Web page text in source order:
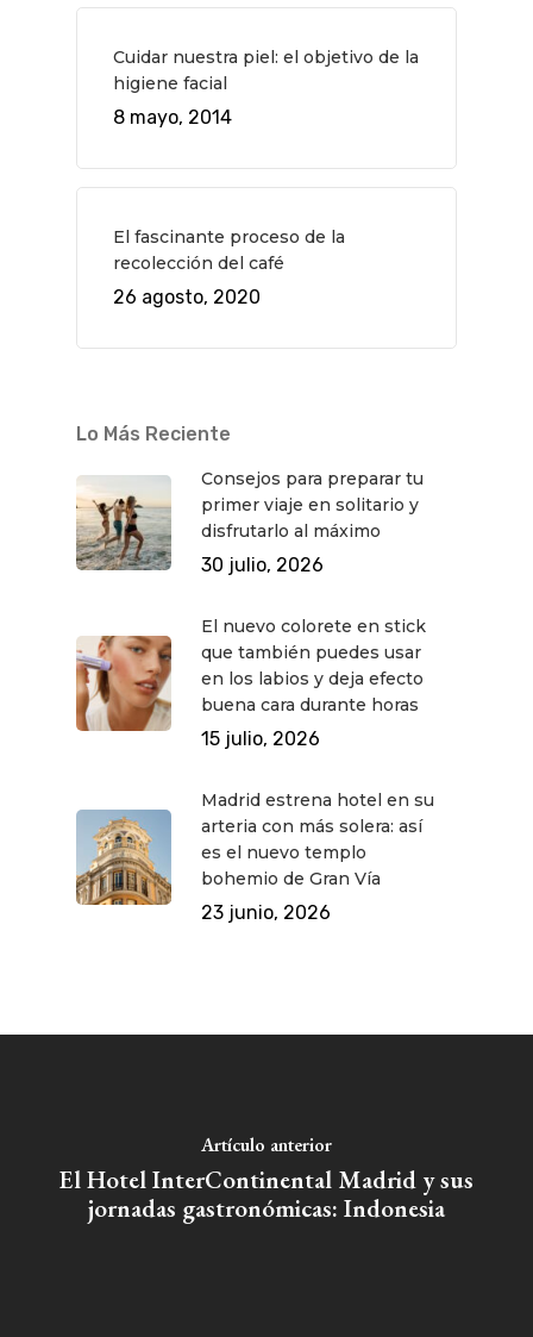
Cuidar nuestra piel: el objetivo de la
higiene facial
8 mayo, 2014
El fascinante proceso de la
recolección del café
26 agosto, 2020
Lo Más Reciente
Consejos para preparar tu
primer viaje en solitario y
disfrutarlo al máximo
30 julio, 2026
El nuevo colorete en stick
que también puedes usar
en los labios y deja efecto
buena cara durante horas
15 julio, 2026
Madrid estrena hotel en su
arteria con más solera: así
es el nuevo templo
bohemio de Gran Vía
23 junio, 2026
Artículo anterior
El Hotel InterContinental Madrid y sus
jornadas gastronómicas: Indonesia
QUÉ HACER
Museos Y
Restaurantes
VIAJES